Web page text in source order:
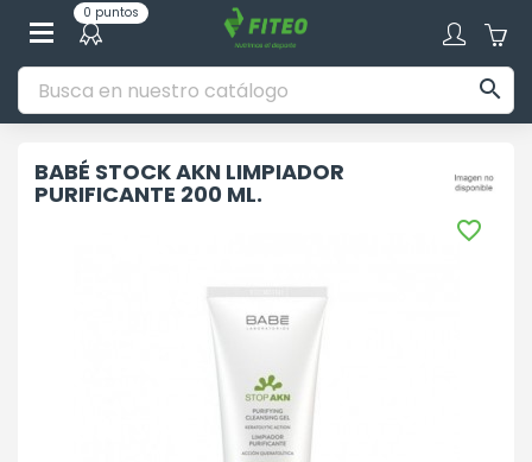
0 puntos

BABÉ STOCK AKN LIMPIADOR
PURIFICANTE 200 ML.
